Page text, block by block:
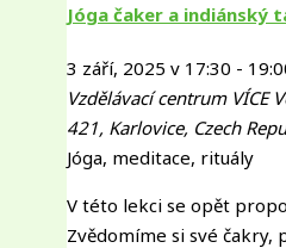
Jóga čaker a indiánský
3 září, 2025 v 17:30 -
Vzdělávací centrum VÍCE
421, Karlovice, Czech
Jóga, meditace, rituály
V této lekci se opět
Zvědomíme si své čakry,